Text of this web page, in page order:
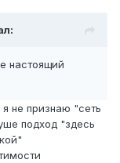
настоящий
не признаю "сеть
подход "здесь